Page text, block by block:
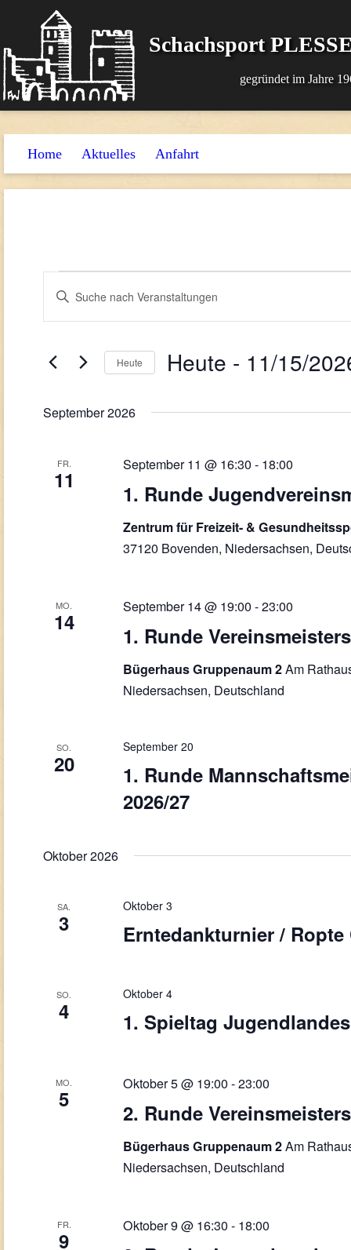
Schachsport
gegründet im Jahre
Home Aktuelles Anfahrt
Suche
Navigation
Bitte
Schlüsselwort
Veranstaltungen
Schlüsselwort.
Heute Heute - 11/15/
September 2026
FR.
11
1. Runde
September 11 @ 16:30- 18:00
Zentrum für Freizeit- &
37120 Bovenden, Niedersachsen,
MO.
14
1. Runde
September 14 @ 19:00-23:00
Bügerhaus Gruppenaum 2Am
Niedersachsen, Deutschland
SO.
20
1. Runde
2026/27
September 20
Oktober 2026
SA.
3 Erntedankturnier / Ropte
Oktober 3
SO.
4 1. Spieltag
Oktober 4
MO.
5
2. Runde
Oktober 5 @ 19:00-23:00
Bügerhaus Gruppenaum 2Am
Niedersachsen, Deutschland
FR.
9
Oktober 9 @ 16:30- 18:00